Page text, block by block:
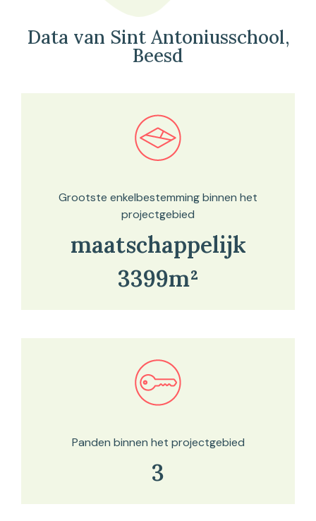
Data van Sint Antoniusschool,
Beesd
Bekijk in onze kaartviewer
Grootste enkelbestemming binnen het
projectgebied
maatschappelijk
3399m²
Bekijk in onze kaartviewer
Panden binnen het projectgebied
3